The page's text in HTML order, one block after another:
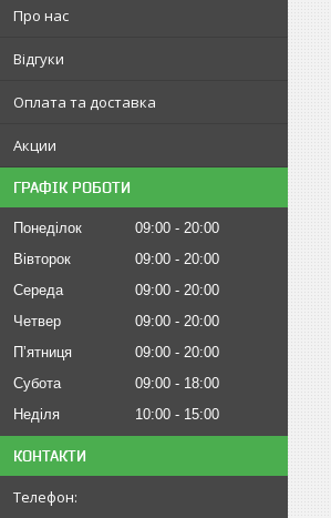
Про нас
Відгуки
Оплата та доставка
Акции
ГРАФІК РОБОТИ
Понеділок 09:00
20:00
Вівторок
09:00
20:00
Середа
09:00
20:00
Четвер
09:00
20:00
Пʼятниця
09:00
20:00
Субота
09:00
18:00
Неділя
10:00 15:00
КОНТАКТИ